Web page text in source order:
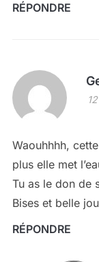
RÉPONDRE
Waouhhhh,
plus elle met
Tu as le don de
Bises et belle
RÉPONDRE